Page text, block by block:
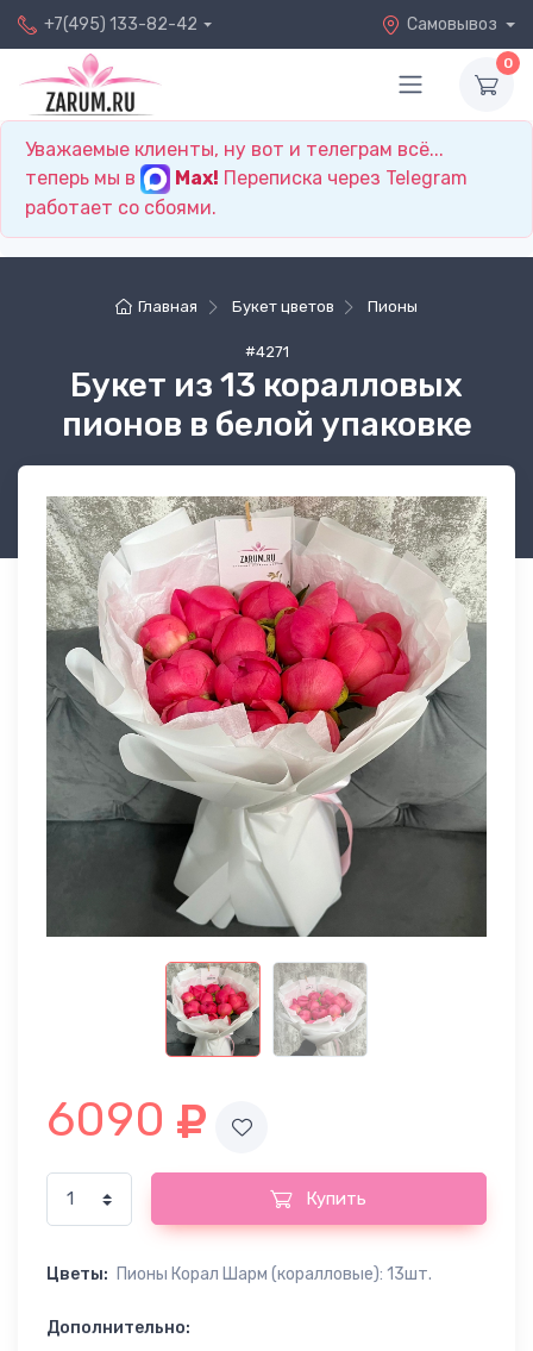
+7(495) 133-82-42 Самовывоз
0
Уважаемые клиенты, ну вот и телеграм всё...
теперь мы в
Max! Переписка через Telegram
работает со сбоями.
Главная Букет цветов Пионы
#4271
Букет из 13 коралловых
пионов в белой упаковке
6090
Купить
Цветы: Пионы Корал Шарм (коралловые): 13шт.
Дополнительно: